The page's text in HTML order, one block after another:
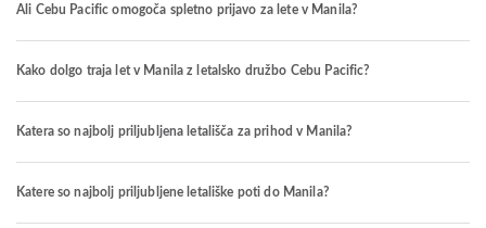
Ali Cebu Pacific omogoča spletno prijavo za lete v Manila?
Kako dolgo traja let v Manila z letalsko družbo Cebu Pacific?
Katera so najbolj priljubljena letališča za prihod v Manila?
Katere so najbolj priljubljene letališke poti do Manila?